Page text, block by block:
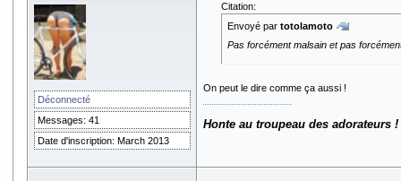
Déconnecté
Messages: 41
Date d'inscription: March 2013
Citation:
Envoyé par totolamoto
Pas forcément malsain et pas
On peut le dire comme ça aussi !
Honte au troupeau des adorateurs !